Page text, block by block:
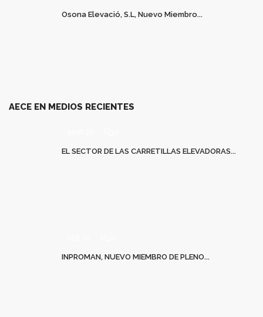
Osona Elevació, S.L, Nuevo Miembro...
AECE EN MEDIOS RECIENTES
EL SECTOR DE LAS CARRETILLAS ELEVADORAS...
INPROMAN, NUEVO MIEMBRO DE PLENO...